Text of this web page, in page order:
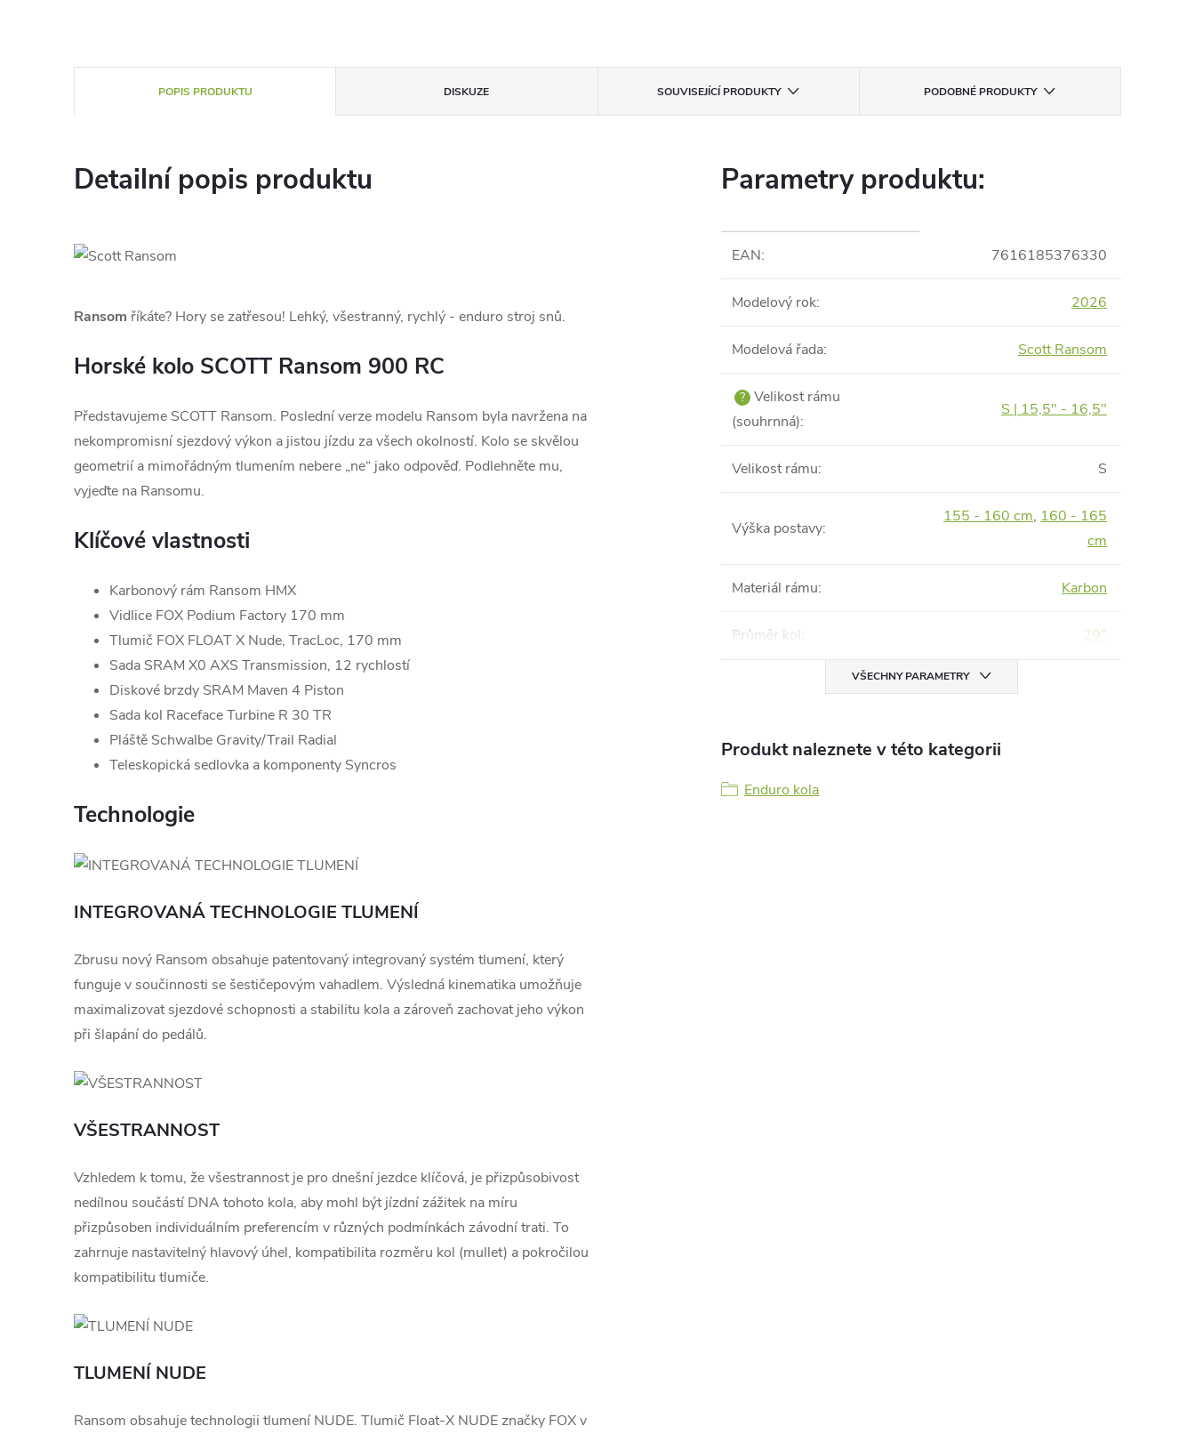
POPIS PRODUKTU DISKUZE SOUVISEJÍCÍ PRODUKTY PODOBNÉ PRODUKTY
Detailní popis produktu
Ransom říkáte? Hory se zatřesou! Lehký, všestranný, rychlý - enduro stroj snů.
Horské kolo SCOTT Ransom 900 RC
Představujeme SCOTT Ransom. Poslední verze modelu Ransom byla navržena na
nekompromisní sjezdový výkon a jistou jízdu za všech okolností. Kolo se skvělou
geometrií a mimořádným tlumením nebere „ne“ jako odpověď. Podlehněte mu,
vyjeďte na Ransomu.
Klíčové vlastnosti
Karbonový rám Ransom HMX
Vidlice FOX Podium Factory 170 mm
Tlumič FOX FLOAT X Nude, TracLoc, 170 mm
Sada SRAM X0 AXS Transmission, 12 rychlostí
Diskové brzdy SRAM Maven 4 Piston
Sada kol Raceface Turbine R 30 TR
Pláště Schwalbe Gravity/Trail Radial
Teleskopická sedlovka a komponenty Syncros
Technologie
INTEGROVANÁ TECHNOLOGIE TLUMENÍ
Zbrusu nový Ransom obsahuje patentovaný integrovaný systém tlumení, který
funguje v součinnosti se šestičepovým vahadlem. Výsledná kinematika umožňuje
maximalizovat sjezdové schopnosti a stabilitu kola a zároveň zachovat jeho výkon
při šlapání do pedálů.
VŠESTRANNOST
Vzhledem k tomu, že všestrannost je pro dnešní jezdce klíčová, je přizpůsobivost
nedílnou součástí DNA tohoto kola, aby mohl být jízdní zážitek na míru
přizpůsoben individuálním preferencím v různých podmínkách závodní trati. To
zahrnuje nastavitelný hlavový úhel, kompatibilita rozměru kol (mullet) a pokročilou
kompatibilitu tlumiče.
TLUMENÍ NUDE
Ransom obsahuje technologii tlumení NUDE. Tlumič Float-X NUDE značky FOX v
Parametry produktu:
EAN: 7616185376330
Modelový rok: 2026
Modelová řada: Scott Ransom
? Velikost rámu
(souhrnná):
S | 15,5" - 16,5"
Velikost rámu: S
Výška postavy:
155 - 160 cm, 160 - 165
cm
Materiál rámu: Karbon
Průměr kol: 29"
VŠECHNY PARAMETRY
Produkt naleznete v této kategorii
Enduro kola